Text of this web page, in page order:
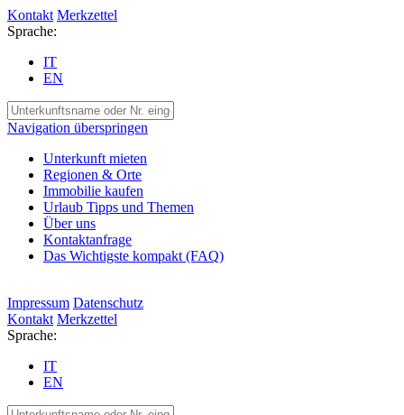
Kontakt Merkzettel
Sprache:
IT
EN
Navigation überspringen
Unterkunft mieten
Regionen & Orte
Immobilie kaufen
Urlaub Tipps und Themen
Über uns
Kontaktanfrage
Das Wichtigste kompakt (FAQ)
Impressum Datenschutz
Kontakt Merkzettel
Sprache:
IT
EN